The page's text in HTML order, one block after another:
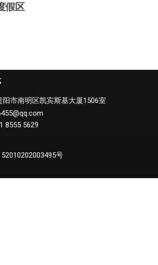
假区
阳市南明区凯宾斯基大厦1506室
8555 5629
号